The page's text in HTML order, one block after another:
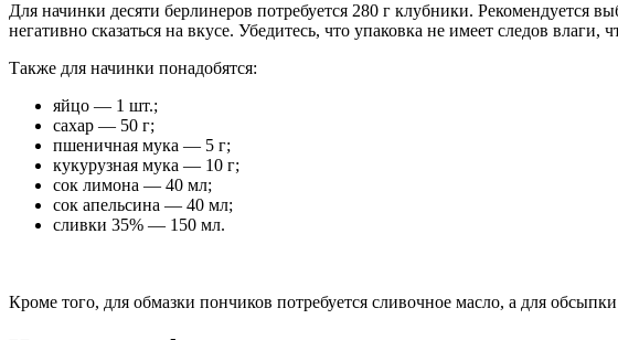
Для начинки десяти берлинеров потребуется 280 г клубники. Рекомендуется
негативно сказаться на вкусе. Убедитесь, что упаковка не имеет следов влаги,
Также для начинки понадобятся:
яйцо — 1 шт.;
сахар — 50 г;
пшеничная мука — 5 г;
кукурузная мука — 10 г;
сок лимона — 40 мл;
сок апельсина — 40 мл;
сливки 35% — 150 мл.
Кроме того, для обмазки пончиков потребуется сливочное масло, а для